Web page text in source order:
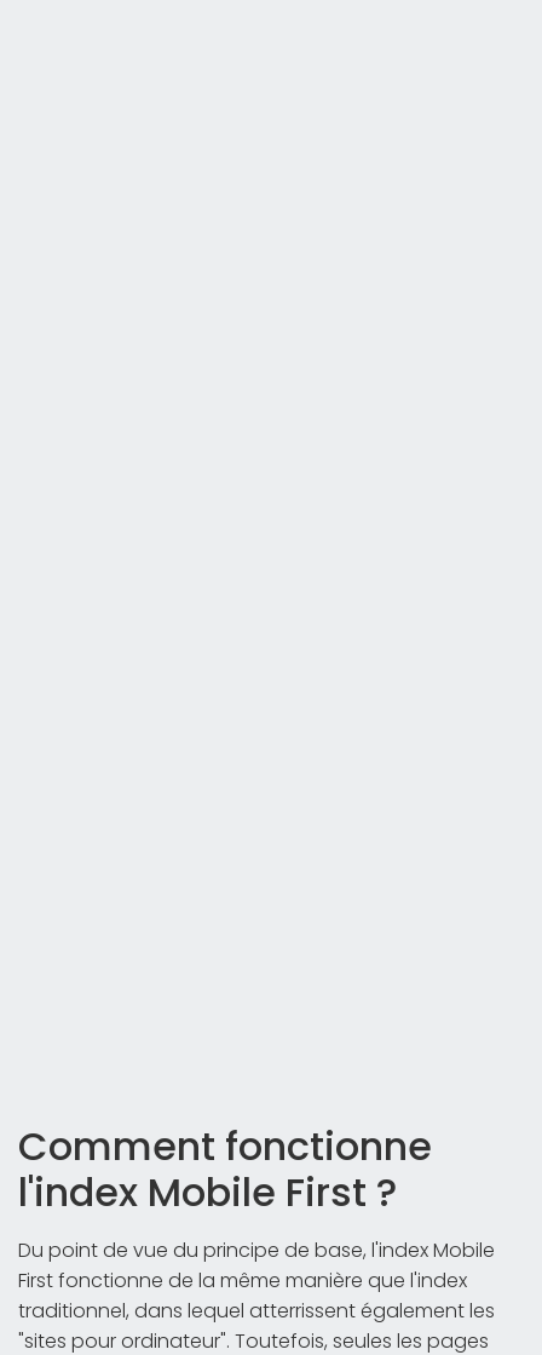
Comment fonctionne
l'index Mobile First ?
Du point de vue du principe de base, l'index Mobile
First fonctionne de la même manière que l'index
traditionnel, dans lequel atterrissent également les
"sites pour ordinateur". Toutefois, seules les pages